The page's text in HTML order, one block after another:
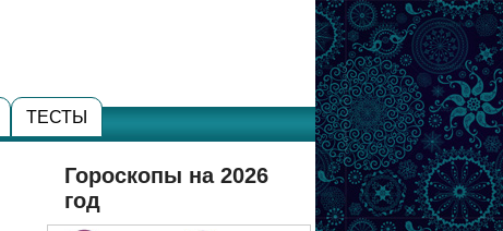
ТЕСТЫ
Гороскопы на 2026
год